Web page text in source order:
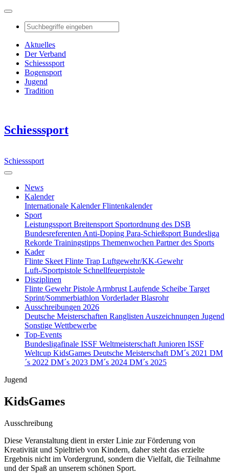
Aktuelles
Der Verband
Schiesssport
Bogensport
Jugend
Tradition
Schiesssport
Schiesssport
News
Kalender
Internationale KalenderFlintenkalender
Sport
Leistungssport Breitensport Sportordnung des DSB
Bundesreferenten Anti-Doping Para-Schießsport Bundesliga
Rekorde Trainingstipps Themenwochen Partner des Sports
Kader
Flinte Skeet Flinte Trap Luftgewehr/KK-Gewehr
Luft-/Sportpistole Schnellfeuerpistole
Disziplinen
Flinte GewehrPistole Armbrust Laufende Scheibe Target
Sprint/Sommerbiathlon VorderladerBlasrohr
Ausschreibungen 2026
Deutsche Meisterschaften Ranglisten Auszeichnungen Jugend
Sonstige Wettbewerbe
Top-Events
Bundesligafinale ISSF Weltmeisterschaft Junioren ISSF
Weltcup KidsGames Deutsche Meisterschaft DM´s 2021 DM
´s 2022 DM´s 2023 DM´s 2024 DM´s 2025
Jugend
KidsGames
Ausschreibung
Diese Veranstaltung dient in erster Linie zur Förderung von
Kreativität und Spieltrieb von Kindern, daher steht das erzielte
Ergebnis nicht im Vordergrund, sondern die Vielfalt, die Teilnahme
und der Spaß an unserem schönen Sport.